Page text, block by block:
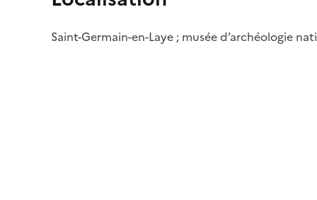
Saint-Germain-en-Laye ; musée d’archéologie